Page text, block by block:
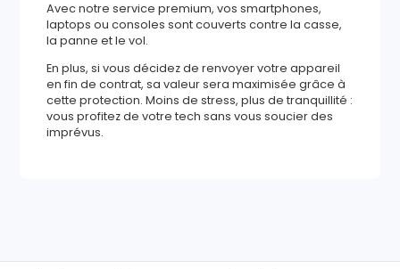
Avec notre service premium, vos smartphones,
laptops ou consoles sont couverts contre la casse,
la panne et le vol.
En plus, si vous décidez de renvoyer votre appareil
en fin de contrat, sa valeur sera maximisée grâce à
cette protection. Moins de stress, plus de tranquillité :
vous profitez de votre tech sans vous soucier des
imprévus.